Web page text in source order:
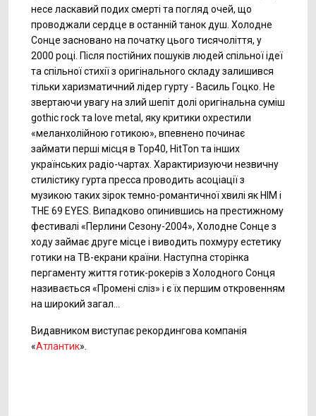
несе ласкавий подих смерті та погляд очей, що
проводжали сердце в останній танок душ. Холодне
Сонце засновано на початку цього тисячоліття, у
2000 році. Після постійних пошуків людей спільної ідеї
та спільної стихії з оригінального складу залишився
тільки харизматичний лідер гурту - Василь Гоцко. Не
звертаючи увагу на злий шепіт долі оригінальна суміш
gothic rock та love metal, яку критики охрестили
«меланхолійною готикою», впевнено починає
займати перші місця в Top40, HitTon та інших
українських радіо-чартах. Характиризуючи незвичну
стилістику гурта пресса проводить асоціації з
музикою таких зірок темно-романтичної хвилі як HIM і
THE 69 EYES. Випадково опинившись на престижному
фестивалі «Перлини Сезону-2004», Холодне Сонце з
ходу займає друге місце і виводить похмуру естетику
готики на ТВ-екрани країни. Наступна сторінка
пергаменту життя готик-рокерів з Холодного Сонця
називається «Промені сліз» і є їх першим откровенням
на широкий загал…
Видавником виступає рекордингова компанія
«Атлантик».